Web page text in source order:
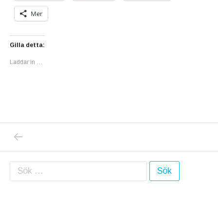
Mer
Gilla detta:
Laddar in …
Inläggsnavigering
Sök efter: